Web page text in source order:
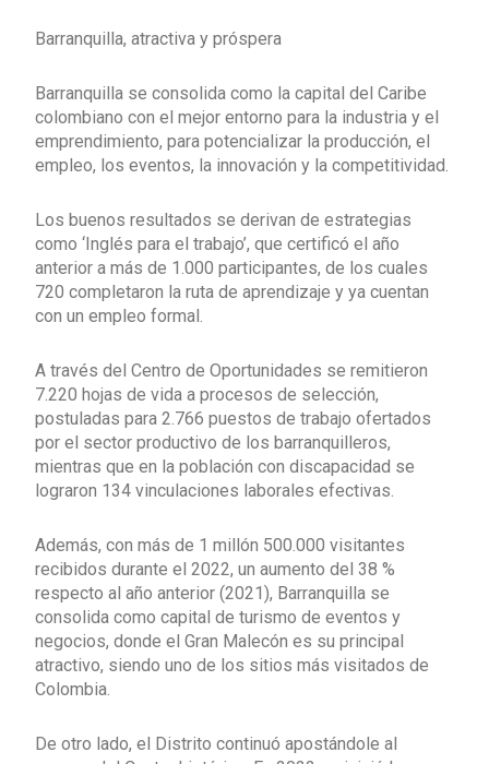
Barranquilla, atractiva y próspera
Barranquilla se consolida como la capital del Caribe
colombiano con el mejor entorno para la industria y el
emprendimiento, para potencializar la producción, el
empleo, los eventos, la innovación y la competitividad.
Los buenos resultados se derivan de estrategias
como ‘Inglés para el trabajo’, que certificó el año
anterior a más de 1.000 participantes, de los cuales
720 completaron la ruta de aprendizaje y ya cuentan
con un empleo formal.
A través del Centro de Oportunidades se remitieron
7.220 hojas de vida a procesos de selección,
postuladas para 2.766 puestos de trabajo ofertados
por el sector productivo de los barranquilleros,
mientras que en la población con discapacidad se
lograron 134 vinculaciones laborales efectivas.
Además, con más de 1 millón 500.000 visitantes
recibidos durante el 2022, un aumento del 38 %
respecto al año anterior (2021), Barranquilla se
consolida como capital de turismo de eventos y
negocios, donde el Gran Malecón es su principal
atractivo, siendo uno de los sitios más visitados de
Colombia.
De otro lado, el Distrito continuó apostándole al